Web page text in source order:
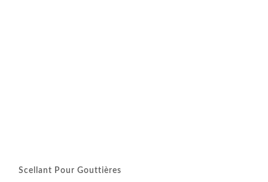
Scellant Pour Gouttières